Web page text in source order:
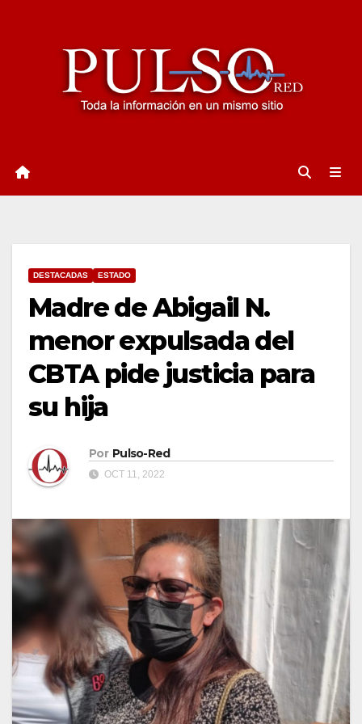
DESTACADAS ESTADO
Madre de Abigail N.
menor expulsada del
CBTA pide justicia para
su hija
Por Pulso-Red
OCT 11, 2022